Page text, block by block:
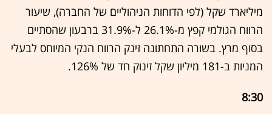
מיליארד שקל (לפי הדוחות הניהוליים של החברה), שיעור
הרווח הגולמי קפץ מ-26.1% ל-31.9% ברבעון שהסתיים
בסוף מרץ. בשורה התחתונה זינק הרווח הנקי המיוחס לבעלי
המניות ב-181 מיליון שקל זינוק חד של 126%.
8:30